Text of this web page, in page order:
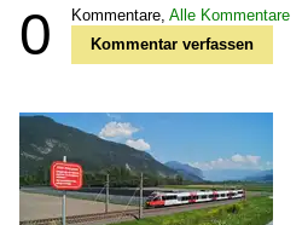
0 Kommentare, Alle Kommentare
Kommentar verfassen